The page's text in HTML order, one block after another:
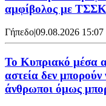
αμφίβολος με
Γήπεδο|09.08.2026 15:07
Το Κυπριακό μέσα
αστεία δεν
άνθρωποι όμως